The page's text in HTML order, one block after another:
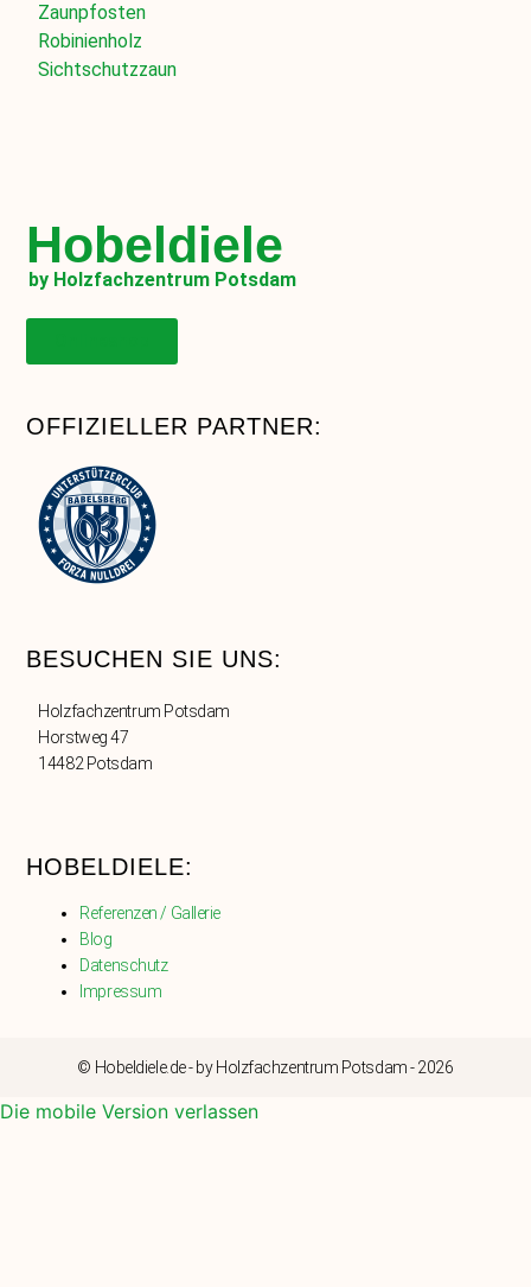
Zaunpfosten
Robinienholz
Sichtschutzzaun
Hobeldiele
by Holzfachzentrum Potsdam
OFFIZIELLER PARTNER:
BESUCHEN SIE UNS:
Holzfachzentrum Potsdam
Horstweg 47
14482 Potsdam
HOBELDIELE:
Referenzen / Gallerie
Blog
Datenschutz
Impressum
© Hobeldiele.de - by Holzfachzentrum Potsdam - 2026
Die mobile Version verlassen